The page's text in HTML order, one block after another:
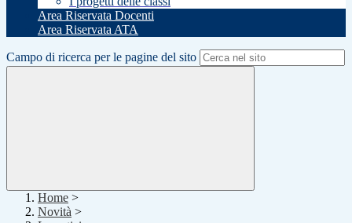
Area Riservata Docenti
Area Riservata ATA
Campo di ricerca per le pagine del sito
Home >
Novità >